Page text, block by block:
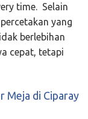
time. Selain
yang
berlebihan
cepat, tetapi
Meja di Ciparay